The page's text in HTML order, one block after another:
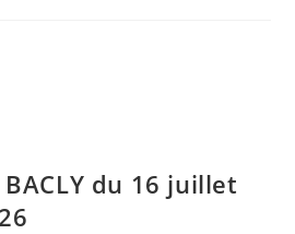
du 16 juillet